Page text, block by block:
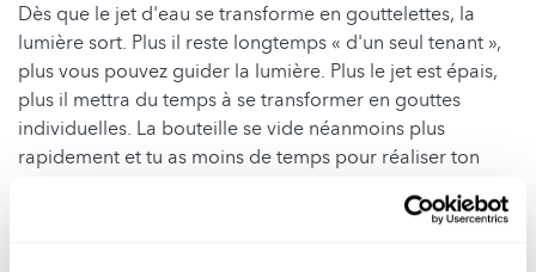
Dès que le jet d'eau se transforme en gouttelettes, la
lumière sort. Plus il reste longtemps « d'un seul tenant »,
plus vous pouvez guider la lumière. Plus le jet est épais,
plus il mettra du temps à se transformer en gouttes
individuelles. La bouteille se vide néanmoins plus
rapidement et tu as moins de temps pour réaliser ton